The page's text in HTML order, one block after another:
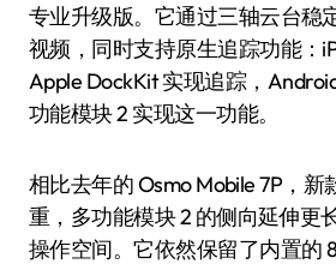
专业升级版。它通过三轴云台稳
视频，同时支持原生追踪功能：
Apple DockKit 实现追踪，
功能模块 2 实现这一功能。
相比去年的 Osmo Mobile 7P，
重，多功能模块 2 的侧向延伸更
操作空间。它依然保留了内置的